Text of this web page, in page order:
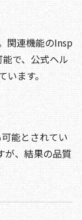
関連機能のInsp
で、公式ヘル
ます。
能とされてい
が、結果の品質